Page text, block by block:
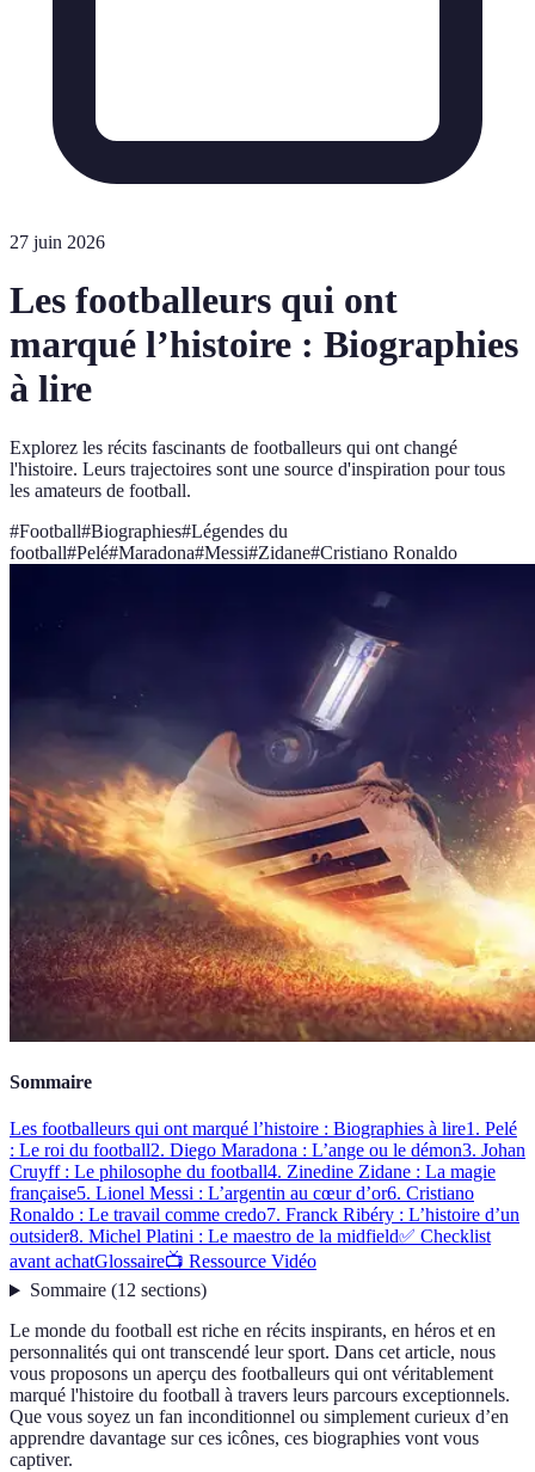
27 juin 2026
Les footballeurs qui ont
marqué l’histoire : Biographies
à lire
Explorez les récits fascinants de footballeurs qui ont changé
l'histoire. Leurs trajectoires sont une source d'inspiration pour tous
les amateurs de football.
#Football#Biographies#Légendes du
football#Pelé#Maradona#Messi#Zidane#Cristiano Ronaldo
Sommaire
Les footballeurs qui ont marqué l’histoire : Biographies à lire1. Pelé
: Le roi du football2. Diego Maradona : L’ange ou le démon3. Johan
Cruyff : Le philosophe du football4. Zinedine Zidane : La magie
française5. Lionel Messi : L’argentin au cœur d’or6. Cristiano
Ronaldo : Le travail comme credo7. Franck Ribéry : L’histoire d’un
outsider8. Michel Platini : Le maestro de la midfield✅ Checklist
avant achatGlossaire📺 Ressource Vidéo
Sommaire(12 sections)
Le monde du football est riche en récits inspirants, en héros et en
personnalités qui ont transcendé leur sport. Dans cet article, nous
vous proposons un aperçu des footballeurs qui ont véritablement
marqué l'histoire du football à travers leurs parcours exceptionnels.
Que vous soyez un fan inconditionnel ou simplement curieux d’en
apprendre davantage sur ces icônes, ces biographies vont vous
captiver.